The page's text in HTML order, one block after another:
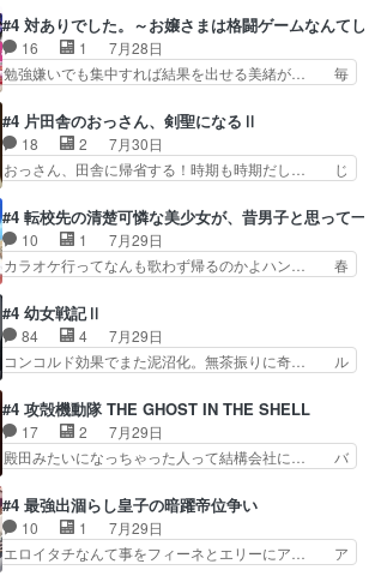
系列が4話と入れ替わってるのね… こんなデカイ
のどうやって運ぶんだよ！？姉… ダラさん、人型
形態にもなれるんか!?w髪…
国の奴らも馬鹿が多いが、夜の国も同じ… ご視聴
ありがとうございました来週もよろし… 握った◯
治郎（中の人的に）仲間であるプレ… ヨコヤの頭
の回転の速さと人間の心理を利用… 夜の国のヨコ
で夜の国の独裁支配を強化、… やはりヨコヤいい
ですね。昼の国が勝てる流… 役で出演いたしまし
た。次回も緊張が止まり…
#4 対ありでした。～お嬢さまは格闘ゲームなんてし
16 1
7月28日
勉強嫌いでも集中すれば結果を出せる美緒が… 毎
なゲームも相手が強すぎるとやる気無く… テー
マ：テスト勉強と大会感想は、美緒がテ… すげー
ーーーーーーーー良い……。女性声優… 深夜の格
ゲー対戦よりテストの方がよっぽど… 真剣に授業
ストに向けて勉強会！美緒ちゃ… 受験勉強と戦闘
の2択なら戦闘を選ぶ娘w美… 勉強嫌いでバトル
を選ぶって、ひぐらしの沙…
#4 片田舎のおっさん、剣聖になるⅡ
18 2
7月30日
おっさん、田舎に帰省する！時期も時期だし… じ
れない爺さんには夢が詰まってると思う… クル
ニ、ヘンブリッツ、ミュイと一緒におっ… 帰省、
お供ヒロインはクルニ。順番的には確… 父親から
手紙が来た。サーベルボアの退治の… ここでヘン
家に帰ることに・ベリルはミュ… おっさんの親と
なるとお爺ちゃんだよね孫扱… ・ベリル、実家に
帰ることに・ベリルはミュ…
#4 転校先の清楚可憐な美少女が、昔男子と思って一
10 1
7月29日
カラオケ行ってなんも歌わず帰るのかよハン… 春
やらあの女優さんが春希のお母さんのよ… 春希ち
ゃん姫ちゃんに野菜の子も凄え可愛い… 隼人くん
のスマホを買いに行ってたけど完全… 第４話を
U-NEXTで視聴しました。視聴… スマホを買うた
見始めてたけどなんだかん… いきなりシリアス展
開ぶち込んでくるじゃん… 春希の家庭事情は複
雑。食事とか隼人が親身…
#4 幼女戦記Ⅱ
84 4
7月29日
コンコルド効果でまた泥沼化。無茶振りに奇… ル
グを更新しました!!宜しければ、是非… 計画通り
にはいかないね笑やり遂げた(ほぼ… 今回もター
ニャに不都合なことがあったりし… 白髪の男性が
語った家族を失った喪無感が、… 連邦に対して有
油を注ぐターニャの勝利軍… 犠牲を払っても良い
ならお前たちが前線へ行… 戦闘がアッサリし過ぎ
じゃない？戦争がメイ…
#4 攻殻機動隊 THE GHOST IN THE SHELL
17 2
7月29日
殿田みたいになっちゃった人って結構会社に… バ
見た目もうただのロボでしかないんだよ… 俺らの
汗拭きそりゃいやだろwwバトー＆ト… イノセン
スの元となった回だけど、ガイノイ… アダム・リ
ンクやジェイムスン(教授)型サ… アンドロイドも
#4 最強出涸らし皇子の暗躍帝位争い
10 1
7月29日
エロイタチなんて事をフィーネとエリーにア… ア